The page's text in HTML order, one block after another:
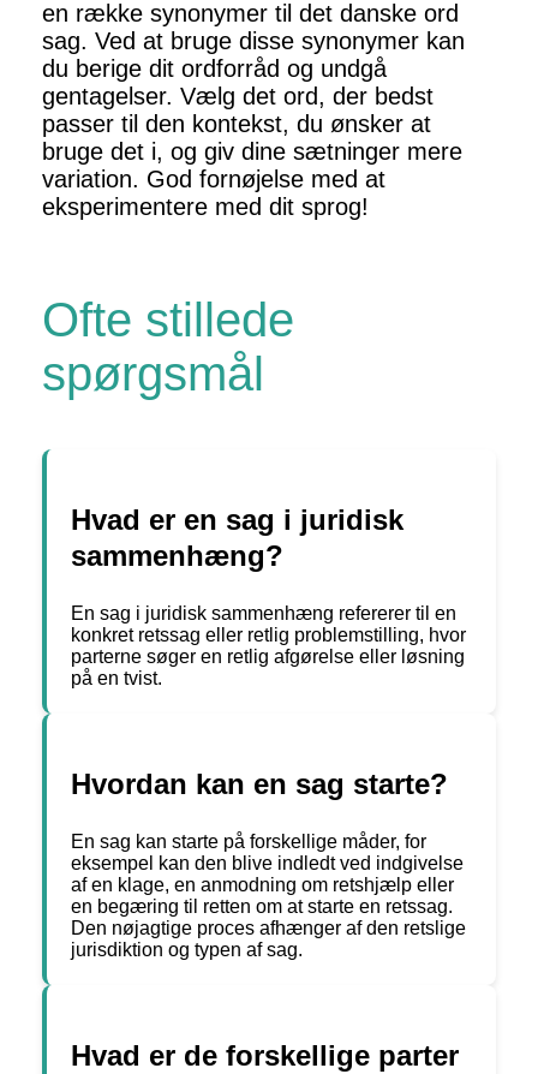
en række synonymer til det danske ord
sag. Ved at bruge disse synonymer kan
du berige dit ordforråd og undgå
gentagelser. Vælg det ord, der bedst
passer til den kontekst, du ønsker at
bruge det i, og giv dine sætninger mere
variation. God fornøjelse med at
eksperimentere med dit sprog!
Ofte stillede
spørgsmål
Hvad er en sag i juridisk
sammenhæng?
En sag i juridisk sammenhæng refererer til en
konkret retssag eller retlig problemstilling, hvor
parterne søger en retlig afgørelse eller løsning
på en tvist.
Hvordan kan en sag starte?
En sag kan starte på forskellige måder, for
eksempel kan den blive indledt ved indgivelse
af en klage, en anmodning om retshjælp eller
en begæring til retten om at starte en retssag.
Den nøjagtige proces afhænger af den retslige
jurisdiktion og typen af sag.
Hvad er de forskellige parter